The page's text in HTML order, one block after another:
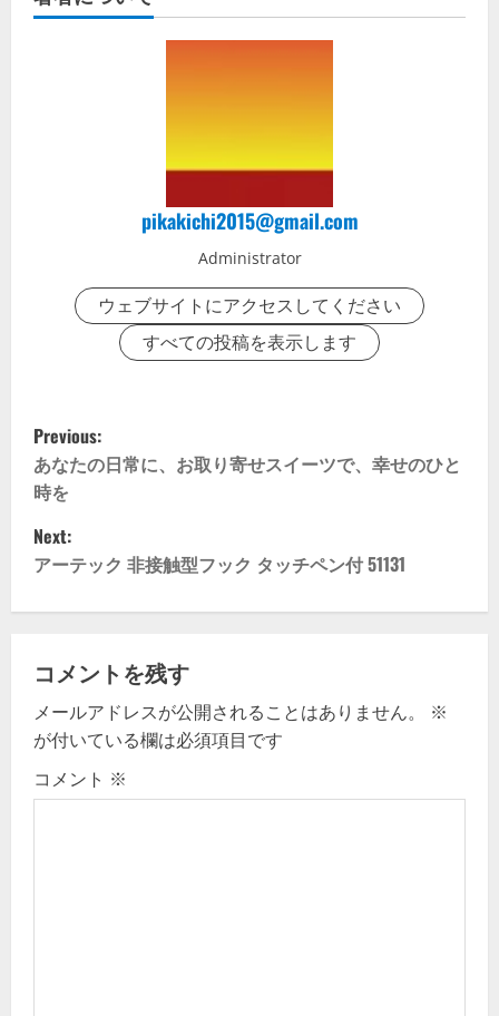
pikakichi2015@gmail.com
Administrator
ウェブサイトにアクセスしてください
すべての投稿を表示します
P
o
s
t
n
a
v
i
g
Previous:
あなたの日常に、お取り寄せスイーツで、幸せのひと
時を
Next:
アーテック 非接触型フック タッチペン付 51131
コメントを残す
メールアドレスが公開されることはありません。
※
が付いている欄は必須項目です
コメント ※